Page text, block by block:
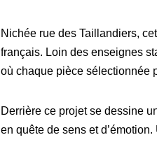
Nichée rue des Taillandiers,
français. Loin des enseignes
où chaque pièce sélectionnée
Derrière ce projet se dessine
en quête de sens et